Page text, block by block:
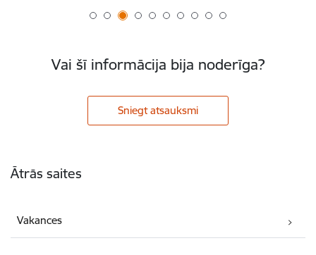
Vai šī informācija bija noderīga?
Sniegt atsauksmi
Ātrās saites
Vakances